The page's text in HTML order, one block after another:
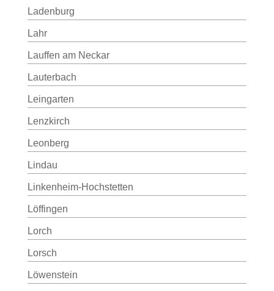
Ladenburg
Lahr
Lauffen am Neckar
Lauterbach
Leingarten
Lenzkirch
Leonberg
Lindau
Linkenheim-Hochstetten
Löffingen
Lorch
Lorsch
Löwenstein